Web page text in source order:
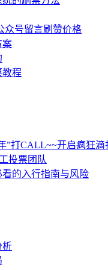
众号留言刷赞价格
案
程
”打CALL~~开启疯狂滴
投票团队
的入行指南与风险
析